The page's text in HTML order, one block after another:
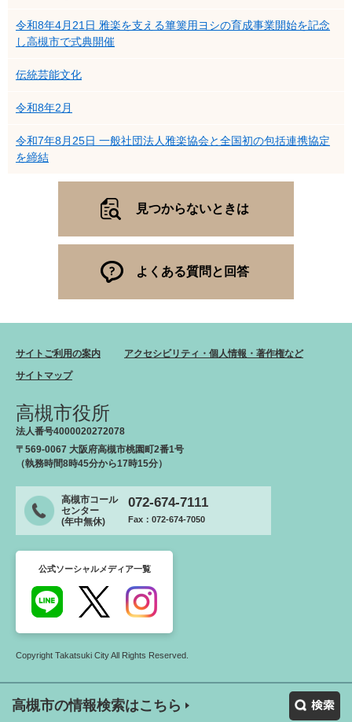
高槻市の情報検索はこちら
令和8年4月21日 雅楽を支える篳篥用ヨシの育成事業開始を記念
し高槻市で式典開催
伝統芸能文化
令和8年2月
令和7年8月25日 一般社団法人雅楽協会と全国初の包括連携協定
を締結
見つからないときは
よくある質問と回答
サイトご利用の案内
アクセシビリティ・個人情報・著作権など
サイトマップ
高槻市役所
法人番号4000020272078
〒569-0067 大阪府高槻市桃園町2番1号
（執務時間8時45分から17時15分）
高槻市コール
センター
(年中無休)
072-674-7111
Fax：072-674-7050
公式ソーシャルメディア一覧
Copyright Takatsuki City All Rights Reserved.